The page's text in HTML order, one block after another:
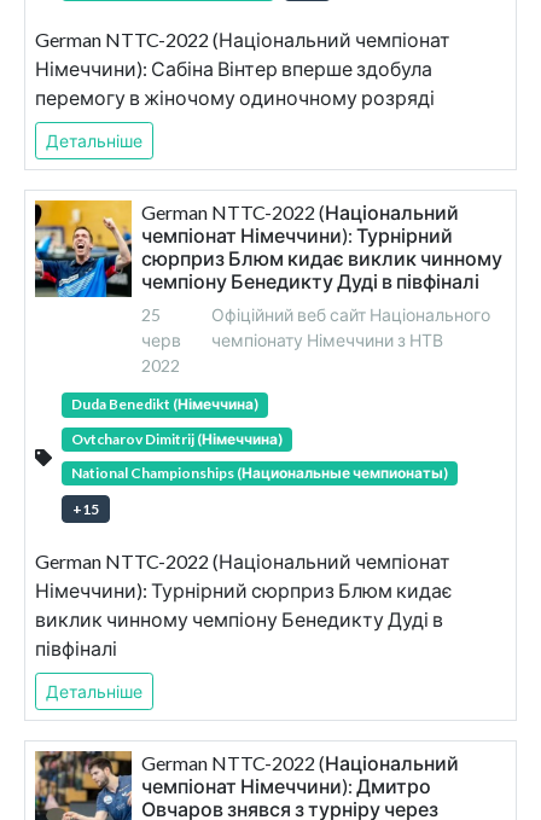
German NTTC-2022 (Національний чемпіонат
Німеччини): Сабіна Вінтер вперше здобула
перемогу в жіночому одиночному розряді
Детальніше
German NTTC-2022 (Національний
чемпіонат Німеччини): Турнірний
сюрприз Блюм кидає виклик чинному
чемпіону Бенедикту Дуді в півфіналі
25
черв
2022
Офіційний веб сайт Національного
чемпіонату Німеччини з НТВ
Duda Benedikt (Німеччина)
Ovtcharov Dimitrij (Німеччина)
National Championships (Национальные чемпионаты)
+15
German NTTC-2022 (Національний чемпіонат
Німеччини): Турнірний сюрприз Блюм кидає
виклик чинному чемпіону Бенедикту Дуді в
півфіналі
Детальніше
German NTTC-2022 (Національний
чемпіонат Німеччини): Дмитро
Овчаров знявся з турніру через